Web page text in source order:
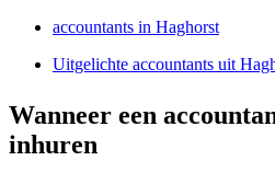
accountants in Haghorst
Uitgelichte accountants uit
Wanneer een
inhuren